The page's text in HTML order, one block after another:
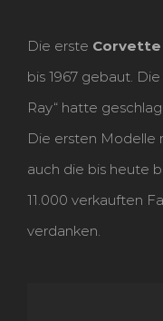
Die erste Corvette
bis 1967 gebaut.
Ray“ hatte
Die ersten Modelle
auch die bis heute
11.000 verkauften
verdanken.